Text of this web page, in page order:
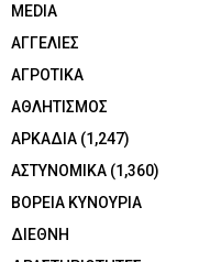
MEDIA
ΑΓΓΕΛΙΕΣ
ΑΓΡΟΤΙΚΑ
ΑΘΛΗΤΙΣΜΟΣ
ΑΡΚΑΔΙΑ (1,247)
ΑΣΤΥΝΟΜΙΚΑ (1,360)
ΒΟΡΕΙΑ ΚΥΝΟΥΡΙΑ
ΔΙΕΘΝΗ